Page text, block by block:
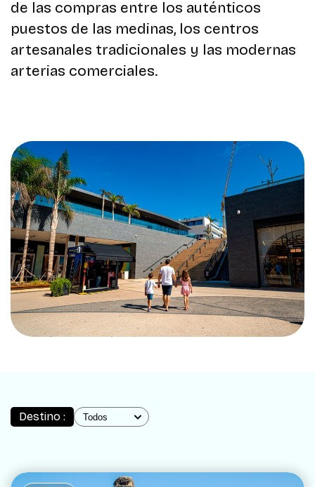
de las compras entre los auténticos
puestos de las medinas, los centros
artesanales tradicionales y las modernas
arterias comerciales.
Destino :